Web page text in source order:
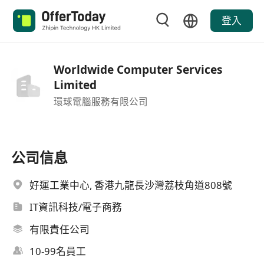
登入
Worldwide Computer Services
Limited
環球電腦服務有限公司
公司信息
好運工業中心, 香港九龍長沙灣荔枝角道808號
IT資訊科技/電子商務
有限責任公司
10-99名員工